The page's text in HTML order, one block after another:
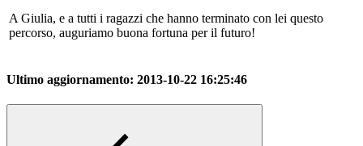
A Giulia, e a tutti i ragazzi che hanno terminato con lei questo
percorso, auguriamo buona fortuna per il futuro!
Ultimo aggiornamento: 2013-10-22 16:25:46